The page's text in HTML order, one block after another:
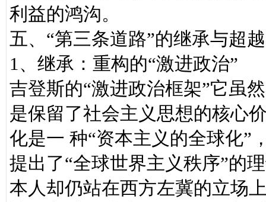
利益的鸿沟。
五、“第三条道路”的继承与超越
1、继承：重构的“激进政治”
吉登斯的“激进政治框架”它虽
是保留了社会主义思想的核心
化是一 种“资本主义的全球化”
提出了“全球世界主义秩序”的
本人却仍站在西方左冀的立场